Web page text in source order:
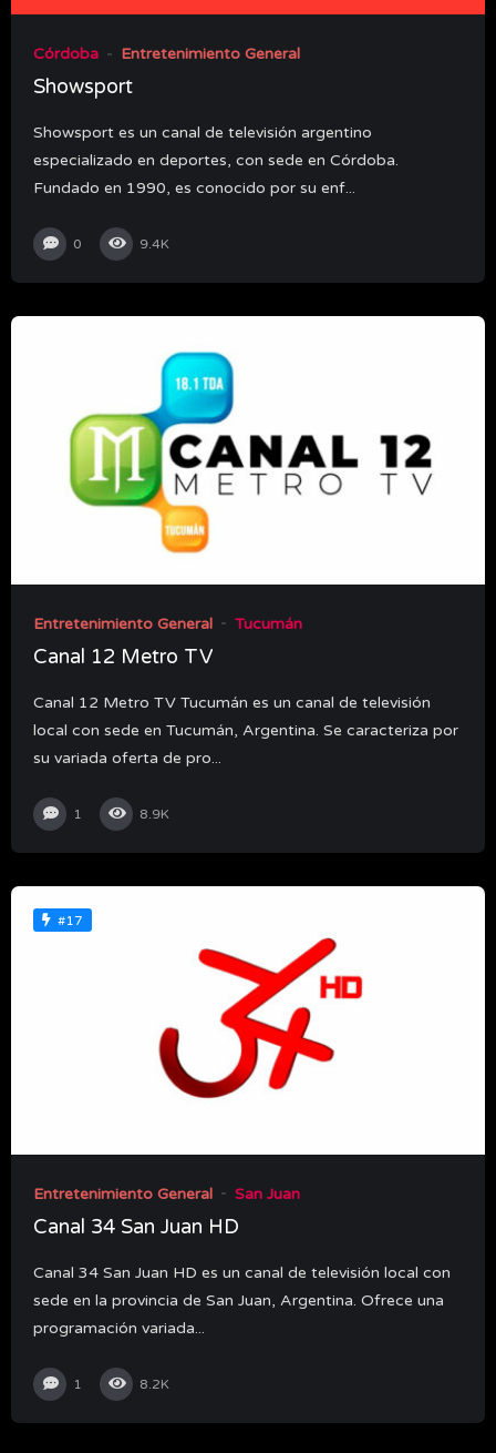
Córdoba Entretenimiento General
Showsport
Showsport es un canal de televisión argentino
especializado en deportes, con sede en Córdoba.
Fundado en 1990, es conocido por su enf...
0 9.4K
Entretenimiento General Tucumán
Canal 12 Metro TV
Canal 12 Metro TV Tucumán es un canal de televisión
local con sede en Tucumán, Argentina. Se caracteriza por
su variada oferta de pro...
1 8.9K
#17
Entretenimiento General San Juan
Canal 34 San Juan HD
Canal 34 San Juan HD es un canal de televisión local con
sede en la provincia de San Juan, Argentina. Ofrece una
programación variada...
1 8.2K